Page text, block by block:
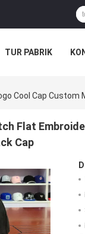
TUR PABRIK
Cool Cap
Flat
Cap